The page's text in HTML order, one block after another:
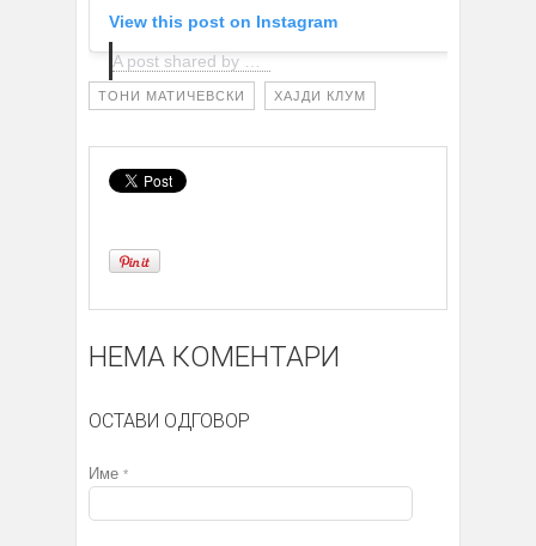
View this post on Instagram
A post shared by Heidi Klum (@heidiklum)
ТОНИ МАТИЧЕВСКИ ХАЈДИ КЛУМ
НЕМА КОМЕНТАРИ
ОСТАВИ ОДГОВОР
Име *